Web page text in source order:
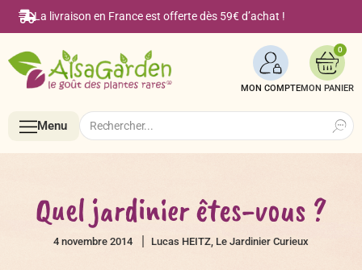
La livraison en France est offerte dès 59€ d’achat !
MON COMPTE
0
Menu
Accueil
Search
for:
Quel jardinier êtes-vous ?
4 novembre 2014 Lucas HEITZ, Le Jardinier Curieux